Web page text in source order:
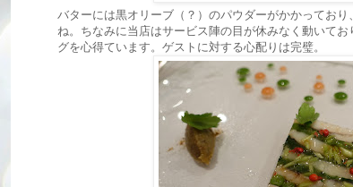
バターには黒オリーブ（？）のパウダーがかかってお
ね。ちなみに当店はサービス陣の目が休みなく動いて
グを心得ています。ゲストに対する心配りは完璧。